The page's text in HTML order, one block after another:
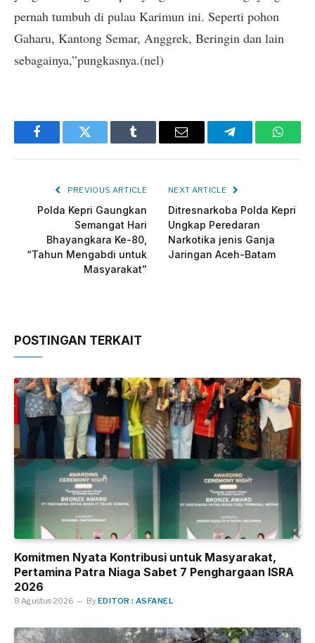
pernah tumbuh di pulau Karimun ini. Seperti pohon
Gaharu, Kantong Semar, Anggrek, Beringin dan lain
sebagainya,”pungkasnya.(nel)
FacebookTwitter Tumblr Email Telegram
PREVIOUS ARTICLE
Polda Kepri Gaungkan
Semangat Hari
Bhayangkara Ke-80,
“Tahun Mengabdi untuk
Masyarakat”
NEXT ARTICLE
Ditresnarkoba Polda Kepri
Ungkap Peredaran
Narkotika jenis Ganja
Jaringan Aceh-Batam
POSTINGAN TERKAIT
Komitmen Nyata Kontribusi untuk Masyarakat,
Pertamina Patra Niaga Sabet 7 Penghargaan ISRA
2026
8 Agustus 2026 ByEDITOR : ASFANEL